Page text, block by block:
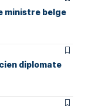
ministre belge
diplomate